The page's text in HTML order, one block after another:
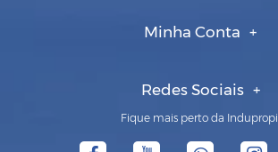
Minha Conta
Redes Sociais
Fique mais perto da Indupropil